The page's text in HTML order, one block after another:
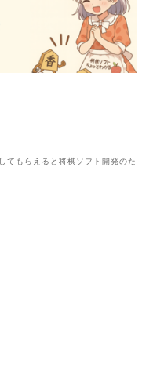
てもらえると将棋ソフト開発のた